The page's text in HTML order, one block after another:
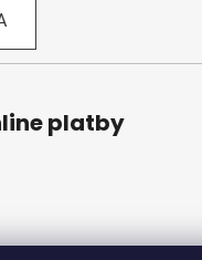
platby